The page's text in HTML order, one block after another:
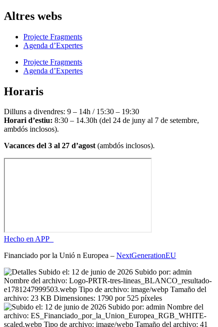
Altres webs
Projecte Fragments
Agenda d’Expertes
Projecte Fragments
Agenda d’Expertes
Horaris
Dilluns a divendres: 9 – 14h / 15:30 – 19:30
Horari d’estiu: 8:30 – 14.30h (del 24 de juny al 7 de setembre,
ambdós inclosos).
Vacances del 3 al 27 d’agost(ambdós inclosos).
Hecho en APP_
Financiado por la Unió n Europea – NextGenerationEU